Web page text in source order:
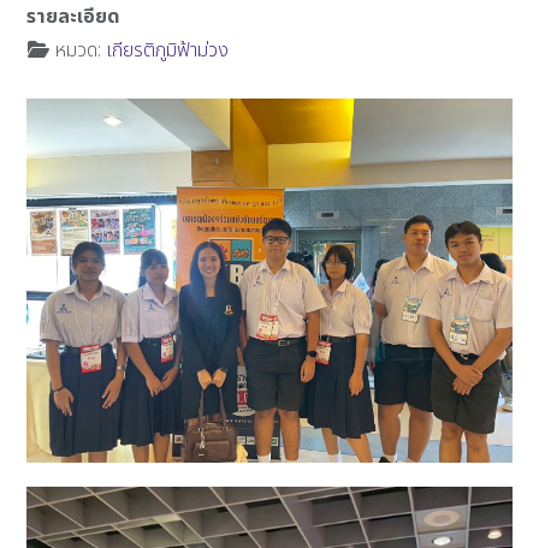
รายละเอียด
หมวด: เกียรติภูมิฟ้าม่วง